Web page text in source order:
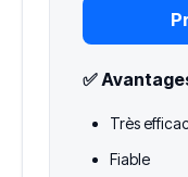
✅
Très
Fiable